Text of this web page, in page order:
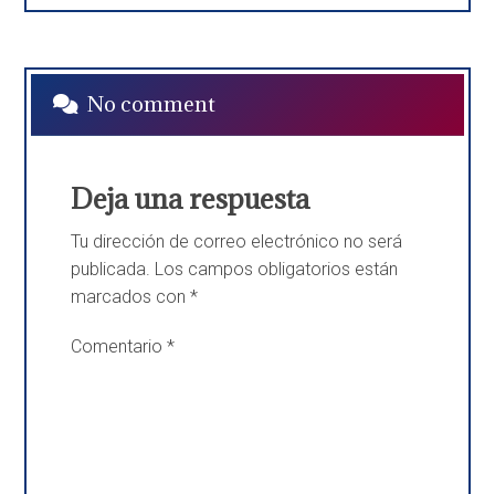
No comment
Deja una respuesta
Tu dirección de correo electrónico no será
publicada. Los campos obligatorios están
marcados con*
Comentario*